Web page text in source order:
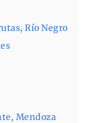
Río Negro
Mendoza